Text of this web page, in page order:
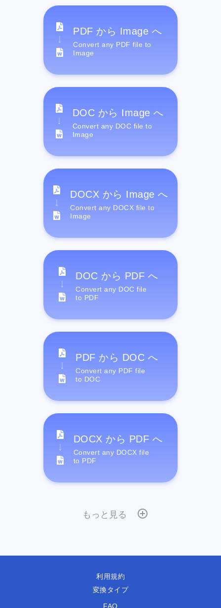
PDF から Image へ
Convert any PDF file to
Image
DOC から Image へ
Convert any DOC file to
Image
DOCX から Image へ
Convert any DOCX file to
Image
DOC から PDF へ
Convert any DOC file
to PDF
PDF から DOC へ
Convert any PDF file
to DOC
DOCX から PDF へ
Convert any DOCX file
to PDF
もっと見る
利用規約
変換タイプ
FAQ